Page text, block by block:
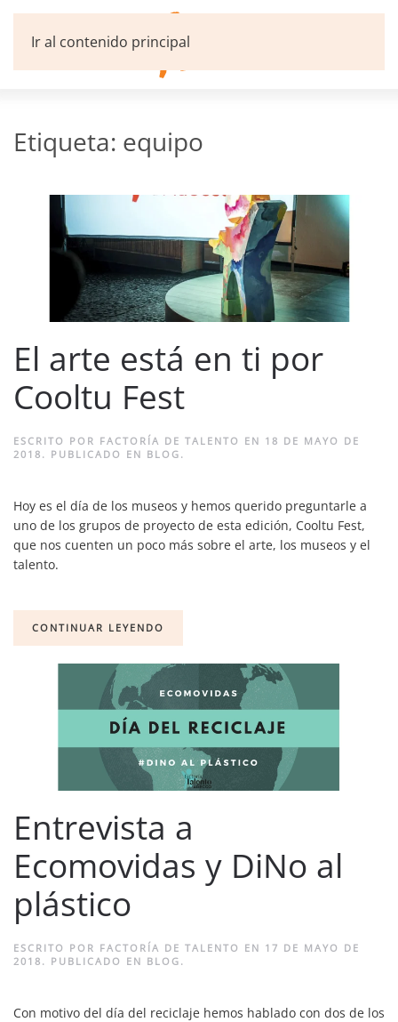
Ir al contenido principal
Etiqueta: equipo
El arte está en ti por
Cooltu Fest
ESCRITO POR FACTORÍA DE TALENTO EN 18 DE MAYO DE
2018 . PUBLICADO EN BLOG .
Hoy es el día de los museos y hemos querido preguntarle a
uno de los grupos de proyecto de esta edición, Cooltu Fest,
que nos cuenten un poco más sobre el arte, los museos y el
talento.
CONTINUAR LEYENDO
Entrevista a
Ecomovidas y DiNo al
plástico
ESCRITO POR FACTORÍA DE TALENTO EN 17 DE MAYO DE
2018 . PUBLICADO EN BLOG .
Con motivo del día del reciclaje hemos hablado con dos de los